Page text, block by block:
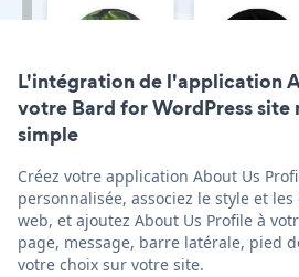
L'intégration de l'application
votre Bard for WordPress site
simple
Créez votre application About Us
personnalisée, associez le style et
web, et ajoutez About Us Profile à
page, message, barre latérale, pied
votre choix sur votre site.